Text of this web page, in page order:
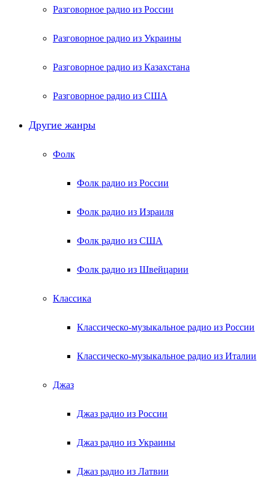
Разговорное радио из России
Разговорное радио из Украины
Разговорное радио из Казахстана
Разговорное радио из США
Другие жанры
Фолк
Фолк радио из России
Фолк радио из Израиля
Фолк радио из США
Фолк радио из Швейцарии
Классика
Классическо-музыкальное радио из России
Классическо-музыкальное радио из Италии
Джаз
Джаз радио из России
Джаз радио из Украины
Джаз радио из Латвии